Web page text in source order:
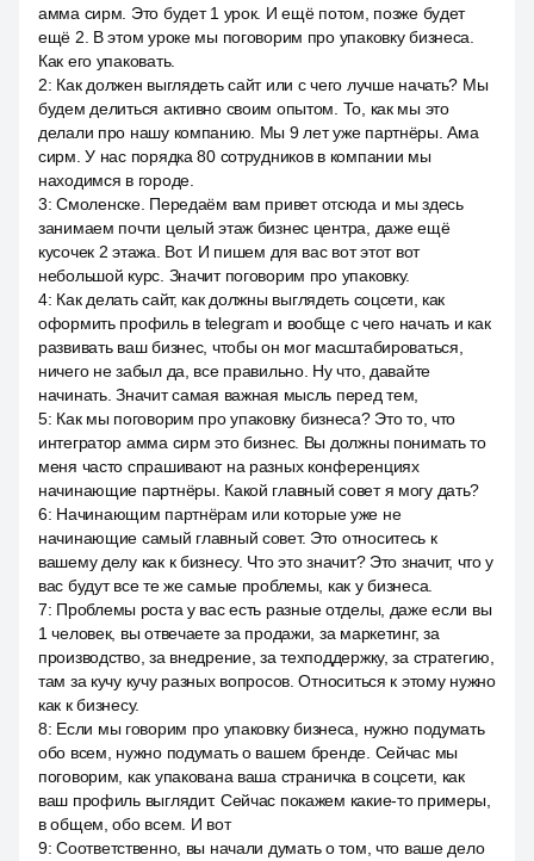
амма сирм. Это будет 1 урок. И ещё потом, позже будет
ещё 2. В этом уроке мы поговорим про упаковку бизнеса.
Как его упаковать.
2: Как должен выглядеть сайт или с чего лучше начать? Мы
будем делиться активно своим опытом. То, как мы это
делали про нашу компанию. Мы 9 лет уже партнёры. Ама
сирм. У нас порядка 80 сотрудников в компании мы
находимся в городе.
3:Смоленске. Передаём вам привет отсюда и мы здесь
занимаем почти целый этаж бизнес центра, даже ещё
кусочек 2 этажа. Вот. И пишем для вас вот этот вот
небольшой курс. Значит поговорим про упаковку.
4: Как делать сайт, как должны выглядеть соцсети, как
оформить профиль в telegram и вообще с чего начать и как
развивать ваш бизнес, чтобы он мог масштабироваться,
ничего не забыл да, все правильно. Ну что, давайте
начинать. Значит самая важная мысль перед тем,
5: Как мы поговорим про упаковку бизнеса? Это то, что
интегратор амма сирм это бизнес. Вы должны понимать то
меня часто спрашивают на разных конференциях
начинающие партнёры. Какой главный совет я могу дать?
6: Начинающим партнёрам или которые уже не
начинающие самый главный совет. Это относитесь к
вашему делу как к бизнесу. Что это значит? Это значит, что у
вас будут все те же самые проблемы, как у бизнеса.
7: Проблемы роста у вас есть разные отделы, даже если вы
1 человек, вы отвечаете за продажи, за маркетинг, за
производство, за внедрение, за техподдержку, за стратегию,
там за кучу кучу разных вопросов. Относиться к этому нужно
как к бизнесу.
8: Если мы говорим про упаковку бизнеса, нужно подумать
обо всем, нужно подумать о вашем бренде. Сейчас мы
поговорим, как упакована ваша страничка в соцсети, как
ваш профиль выглядит. Сейчас покажем какие-то примеры,
в общем, обо всем. И вот
9:Соответственно, вы начали думать о том, что ваше дело